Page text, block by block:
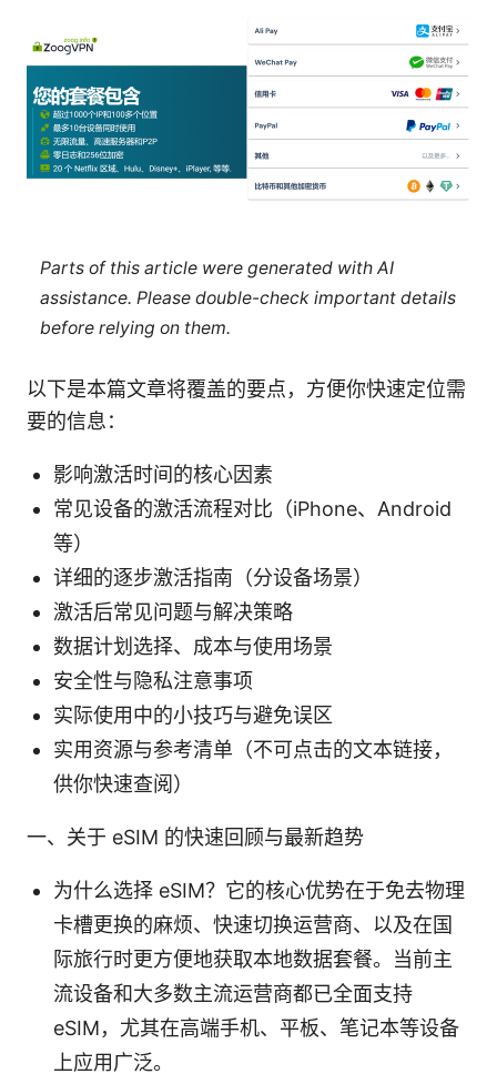
Parts of this article were generated with AI
assistance. Please double-check important details
before relying on them.
以下是本篇文章将覆盖的要点，方便你快速定位需
要的信息：
影响激活时间的核心因素
常见设备的激活流程对比（iPhone、Android
等）
详细的逐步激活指南（分设备场景）
激活后常见问题与解决策略
数据计划选择、成本与使用场景
安全性与隐私注意事项
实际使用中的小技巧与避免误区
实用资源与参考清单（不可点击的文本链接，
供你快速查阅）
一、关于 eSIM 的快速回顾与最新趋势
为什么选择 eSIM？它的核心优势在于免去物理
卡槽更换的麻烦、快速切换运营商、以及在国
际旅行时更方便地获取本地数据套餐。当前主
流设备和大多数主流运营商都已全面支持
eSIM，尤其在高端手机、平板、笔记本等设备
上应用广泛。